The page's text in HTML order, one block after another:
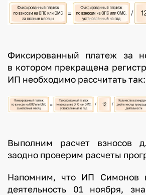
Фиксированный платеж за
в котором прекращена
ИП необходимо рассчитать так:
Выполним расчет взносов
заодно проверим расчеты
Напомним, что ИП Симонов
деятельность 01 ноября,